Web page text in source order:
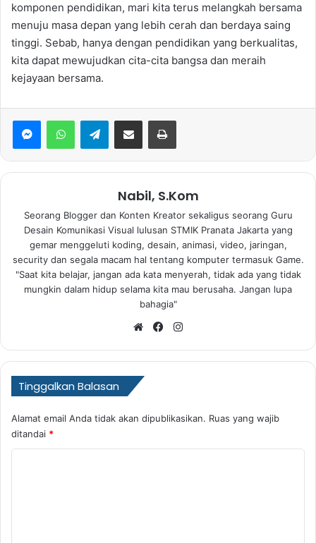
komponen pendidikan, mari kita terus melangkah bersama
menuju masa depan yang lebih cerah dan berdaya saing
tinggi. Sebab, hanya dengan pendidikan yang berkualitas,
kita dapat mewujudkan cita-cita bangsa dan meraih
kejayaan bersama.
WhatsAppTelegramBagikan via Email Print
Nabil, S.Kom
Seorang Blogger dan Konten Kreator sekaligus seorang Guru
Desain Komunikasi Visual lulusan STMIK Pranata Jakarta yang
gemar menggeluti koding, desain, animasi, video, jaringan,
security dan segala macam hal tentang komputer termasuk Game.
"Saat kita belajar, jangan ada kata menyerah, tidak ada yang tidak
mungkin dalam hidup selama kita mau berusaha. Jangan lupa
bahagia"
WebsiteFacebook
Tinggalkan Balasan
Alamat email Anda tidak akan dipublikasikan. Ruas yang wajib
ditandai *